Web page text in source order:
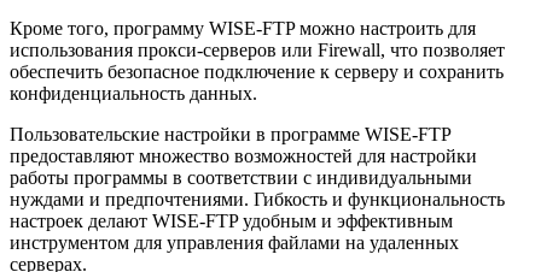
Кроме того, программу WISE-FTP можно настроить для
использования прокси-серверов или Firewall, что позволяет
обеспечить безопасное подключение к серверу и сохранить
конфиденциальность данных.
Пользовательские настройки в программе WISE-FTP
предоставляют множество возможностей для настройки
работы программы в соответствии с индивидуальными
нуждами и предпочтениями. Гибкость и функциональность
настроек делают WISE-FTP удобным и эффективным
инструментом для управления файлами на удаленных
серверах.